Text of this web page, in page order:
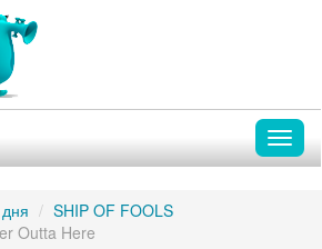
SHIP OF FOOLS
Outta Here